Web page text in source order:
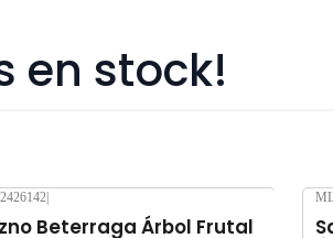
en stock!
Beterraga Árbol Frutal